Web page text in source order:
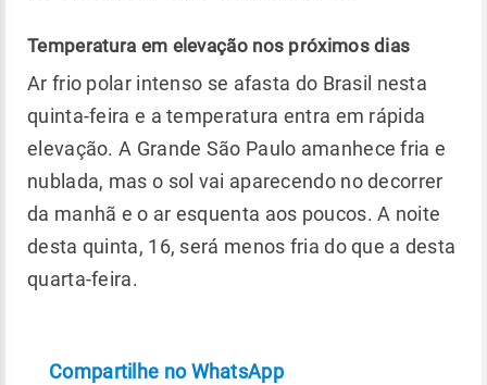
Temperatura em elevação nos próximos dias
Ar frio polar intenso se afasta do Brasil nesta
quinta-feira e a temperatura entra em rápida
elevação. A Grande São Paulo amanhece fria e
nublada, mas o sol vai aparecendo no decorrer
da manhã e o ar esquenta aos poucos. A noite
desta quinta, 16, será menos fria do que a desta
quarta-feira.
Compartilhe no WhatsApp